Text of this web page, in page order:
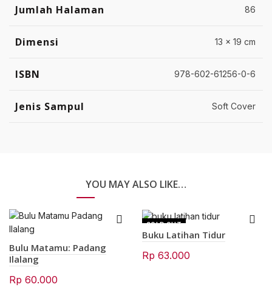
Jumlah Halaman 86
Dimensi 13 x 19 cm
ISBN 978-602-61256-0-6
Jenis Sampul Soft Cover
YOU MAY ALSO LIKE…
Bulu Matamu: Padang
Ilalang
Rp 60.000
SOLD OUT
Buku Latihan Tidur
Rp 63.000